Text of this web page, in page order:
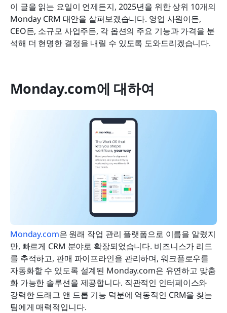
이 글을 읽는 요일이 언제든지, 2025년을 위한 상위 10개의
Monday CRM 대안을 살펴보겠습니다. 영업 사원이든,
CEO든, 소규모 사업주든, 각 옵션의 주요 기능과 가격을 분
석해 더 현명한 결정을 내릴 수 있도록 도와드리겠습니다.
Monday.com에 대하여
Monday.com은 원래 작업 관리 플랫폼으로 이름을 알렸지
만, 빠르게 CRM 분야로 확장되었습니다. 비즈니스가 리드
를 추적하고, 판매 파이프라인을 관리하며, 워크플로우를
자동화할 수 있도록 설계된 Monday.com은 유연하고 맞춤
화 가능한 솔루션을 제공합니다. 직관적인 인터페이스와
강력한 드래그 앤 드롭 기능 덕분에 역동적인 CRM을 찾는
팀에게 매력적입니다.